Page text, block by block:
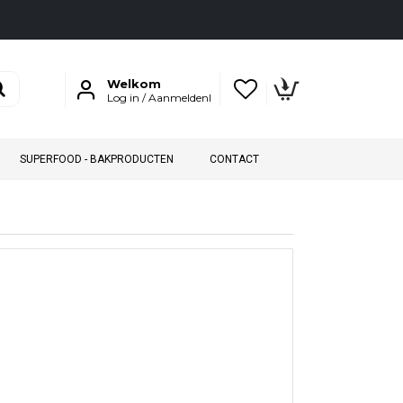
Welkom
Log in / Aanmeldenl
SUPERFOOD - BAKPRODUCTEN CONTACT